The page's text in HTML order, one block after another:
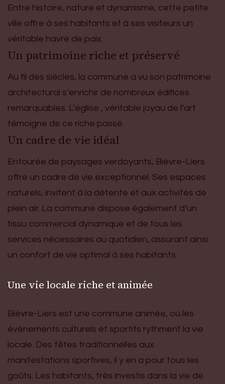
Entre histoire, nature et dynamisme, cette petite
ville offre à ses habitants et à ses visiteurs un
véritable havre de paix.
Un patrimoine riche et préservé
Au fil des siècles, la commune a vu son patrimoine
architectural s’enrichir de nombreux édifices
remarquables. L’église , véritable joyau de l’art
témoigne de ce riche passé.
Un cadre de vie idéal
Entourée de paysages verdoyants, Bièvre-Liers
offre un cadre de vie exceptionnel. Ses espaces
naturels, invitent à la détente et aux activités de
plein air. La commune dispose également d’un
tissu commercial dynamique et de tous les
services nécessaires au quotidien, assurant ainsi
un confort de vie optimal à ses habitants.
Une vie locale riche et animée
Bièvre-Liers est une commune animée, où les
événements culturels et sportifs rythment la vie
locale. Des fêtes traditionnelles aux
manifestations sportives, il y en a pour tous les
goûts. Les habitants, très investis dans la vie de